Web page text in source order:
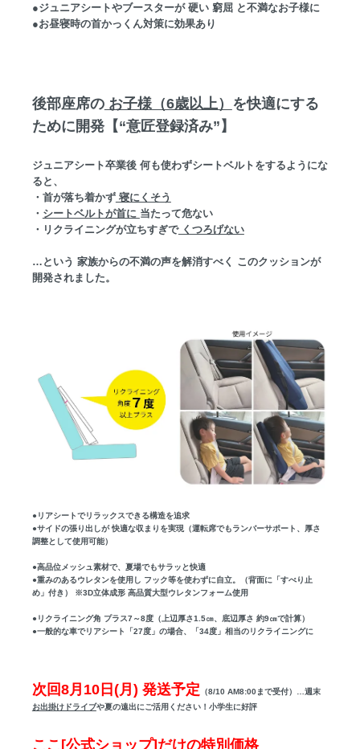
●ジュニアシートやブースターが 硬い 窮屈 と不満なお子様に
●お昼寝時の首かっくん対策に効果あり
後部座席のお子様（6歳以上）
を快適にする
ために開発【“意匠登録済み”】
ジュニアシート卒業後 何も使わずシートベルトをするようにな
ると、
・首が落ち着かず寝にくそう
・ シートベルトが首に 当たって危ない
・リクライニングが立ちすぎでくつろげない
…という 家族からの不満の声を解消すべく このクッションが
開発されました。
●リアシートでリラックスできる構造を追求
●サイドの張り出しが 快適な収まりを実現（運転席でもランバーサポート、厚さ
調整として使用可能）
●高品位メッシュ素材で、夏場でもサラッと快適
●重みのあるウレタンを使用し フック等を使わずに自立。（背面に「すべり止
め」付き） ※3D立体成形 高品質大型ウレタンフォーム使用
●リクライニング角 プラス7～8度（上辺厚さ1.5㎝、底辺厚さ 約9㎝で計算）
●一般的な車でリアシート「27度」の場合、「34度」相当のリクライニングに
次回8月10日(月) 発送予定 （8/10 AM8:00まで受付）…週末
お出掛けドライブや夏の遠出にご活用ください！小学生に好評
ここ[公式ショップ]だけの特別価格